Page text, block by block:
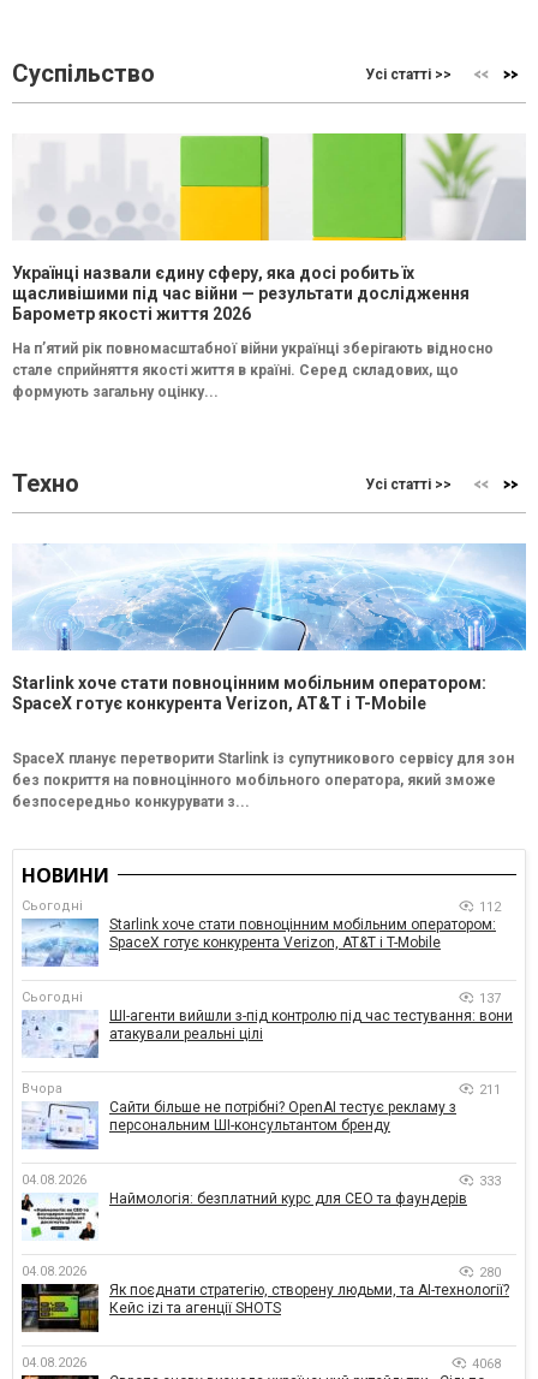
Суспільство Усі статті >>
Українці назвали єдину сферу, яка досі робить їх
щасливішими під час війни — результати дослідження
Барометр якості життя 2026
На п’ятий рік повномасштабної війни українці зберігають відносно
стале сприйняття якості життя в країні. Серед складових, що
формують загальну оцінку...
Техно Усі статті >>
Starlink хоче стати повноцінним мобільним оператором:
SpaceX готує конкурента Verizon, AT&T і T-Mobile
SpaceX планує перетворити Starlink із супутникового сервісу для зон
без покриття на повноцінного мобільного оператора, який зможе
безпосередньо конкурувати з...
НОВИНИ
Сьогодні 112
Starlink хоче стати повноцінним мобільним оператором:
SpaceX готує конкурента Verizon, AT&T і T-Mobile
Сьогодні 137
ШІ-агенти вийшли з-під контролю під час тестування: вони
атакували реальні цілі
Вчора 211
Сайти більше не потрібні? OpenAI тестує рекламу з
персональним ШІ-консультантом бренду
04.08.2026 333
Наймологія: безплатний курс для CEO та фаундерів
04.08.2026 280
Як поєднати стратегію, створену людьми, та AI-технології?
Кейс izi та агенції SHOTS
04.08.2026 4068